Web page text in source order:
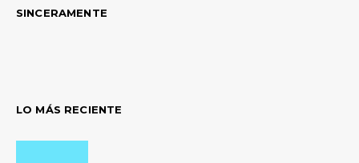
SINCERAMENTE
LO MÁS RECIENTE